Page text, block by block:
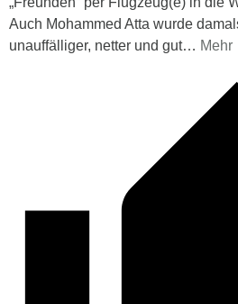
Auch Mohammed Atta wurde
unauffälliger, netter und gut… Mehr